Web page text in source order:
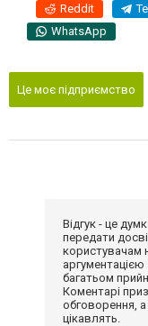
Reddit
WhatsApp
Це моє підприємство
Відгук - це
передати
користувачам
багатьом
Коментарі
обговорення,
цікавлять.